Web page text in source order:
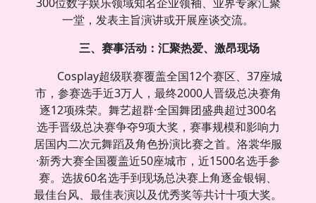
一堂，发表主旨演讲或开展座谈交流。
三、赛事活动：汇聚热爱、激昂现场
Cosplay超级联赛覆盖全国12个赛区、37座城
市，参赛选手近3万人，最终2000人晋级总决赛角
逐12项殊荣。舞艺超群·全国舞团盛典超过300名
选手晋级总决赛争夺9项大奖，赛事规模和影响力
居国内二次元舞蹈及角色扮演比赛之首。洛裳华服
·新秀大赛全国覆盖近50座城市，近1500名选手参
赛。选拔60名选手到现场总决赛上角逐金银铜、
最佳台风、最佳表演以及优秀奖等共计十项大奖。